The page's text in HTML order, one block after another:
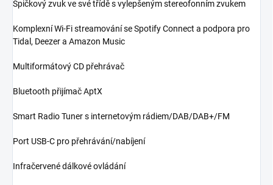
Špičkový zvuk ve své třídě s vylepšeným stereofonním zvukem
Komplexní Wi-Fi streamování se Spotify Connect a podpora pro
Tidal, Deezer a Amazon Music
Multiformátový CD přehrávač
Bluetooth přijímač AptX
Smart Radio Tuner s internetovým rádiem/DAB/DAB+/FM
Port USB-C pro přehrávání/nabíjení
Infračervené dálkové ovládání